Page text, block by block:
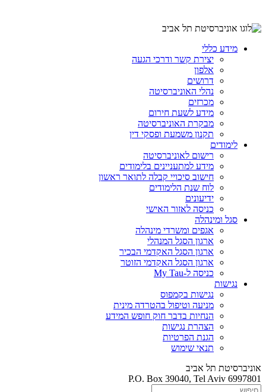
מידע כללי
יצירת קשר ודרכי הגעה
אלפון
דרושים
נהלי האוניברסיטה
מכרזים
מידע לשעת חירום
מבקרת האוניברסיטה
תקנון משמעת ופסקי דין
לימודים
רישום לאוניברסיטה
מידע למתעניינים בלימודים
חישוב סיכויי קבלה לתואר ראשון
לוח שנת הלימודים
ידיעונים
כניסה לאזור האישי
סגל ומינהלה
אגפים ומשרדי מינהלה
ארגון הסגל המנהלי
ארגון הסגל האקדמי הבכיר
ארגון הסגל האקדמי הזוטר
כניסה ל-My Tau
נגישות
נגישות בקמפוס
מניעה וטיפול בהטרדה מינית
הנחיות בדבר חוק חופש המידע
הצהרת נגישות
הגנת הפרטיות
תנאי שימוש
אוניברסיטת תל אביב
P.O. Box 39040, Tel Aviv 6997801